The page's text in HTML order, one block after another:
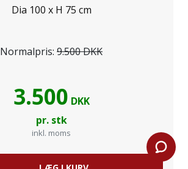
Dia 100 x H 75 cm
Normalpris: 9.500 DKK
3.500 DKK
pr. stk
inkl. moms